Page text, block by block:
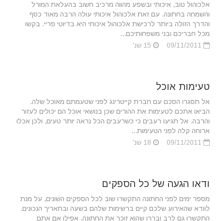
אלכוהול טוב, איכותי ובשפע מהווה מרכיב חשוב בהעלאת המורל
והשמחה בחתונה. עם זאת אלכוהול איכותי עולה הרבה מאוד כסף
והדרך הזולה ביותר לרכישת אלכוהול איכותי היא בדיוטי פריי. בקשו
מכל חבריכם ובני משפחותיכם...
טעימות אוכל
אל תסגרו הסכם עם חברת קייטרינג לפני שטעמתם מאוכל שלה.
הביאו אתכם לטעימות את ההורים שכן בנושאי אוכל הם יכולים לעזור
והרבה. אל תגיעו רעבים כי כשרעבים הכל נראה יותר טעים, ולכן אכלו
ארוחה קלה לפני הטעימות...
ודאו הגעה של כל הספקים
מספר ימים לפני החתונה התקשרו שוב לכל הספקים השונים, על מנת
לוודא שהאירוע שלכם קיים ברשימות שלהם בשעה ובתאריך הנכונים.
התקשרו גם לרב ובררו שהוא זוכר את החתונה. אפילו אם אתם